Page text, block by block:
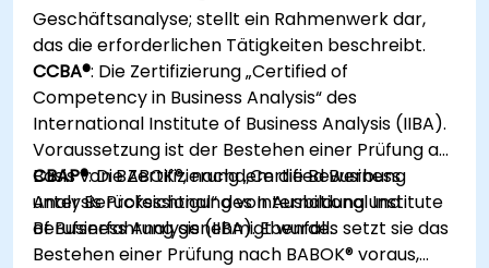
Geschäftsanalyse; stellt ein Rahmenwerk dar,
das die erforderlichen Tätigkeiten beschreibt.
CCBA®: Die Zertifizierung „Certified of
Competency in Business Analysis“ des
International Institute of Business Analysis (IIBA).
Voraussetzung ist der Bestehen einer Prüfung auf
Basis von BABOK®, nachdem die Bewerbung
unter Berücksichtigung von Ausbildung und
Berufserfahrung genehmigt wurde.
CBAP®: Die Zertifizierung „Certified Business
Analysis Professional“ des International Institute
of Business Analysis (IIBA). Ebenfalls setzt sie das
Bestehen einer Prüfung nach BABOK® voraus,